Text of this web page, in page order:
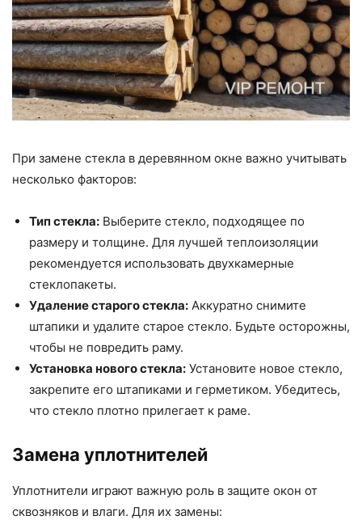
При замене стекла в деревянном окне важно учитывать
несколько факторов:
Тип стекла: Выберите стекло, подходящее по
размеру и толщине. Для лучшей теплоизоляции
рекомендуется использовать двухкамерные
стеклопакеты.
Удаление старого стекла: Аккуратно снимите
штапики и удалите старое стекло. Будьте осторожны,
чтобы не повредить раму.
Установка нового стекла: Установите новое стекло,
закрепите его штапиками и герметиком. Убедитесь,
что стекло плотно прилегает к раме.
Замена уплотнителей
Уплотнители играют важную роль в защите окон от
сквозняков и влаги. Для их замены: